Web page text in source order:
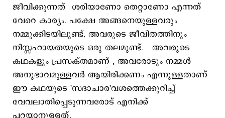
ജീവിക്കുന്നത് ശരിയാണോ തെറ്റാണോ എന്നത്
വേറെ കാര്യം. പക്ഷേ അങ്ങനെയുള്ളവരും
നമ്മുക്കിടയിലുണ്ട്. അവരുടെ ജീവിതത്തിനും
നിസ്സഹായതയുടെ ഒരു തലമുണ്ട്. അവരുടെ
കഥകളും പ്രസക്തമാണ് , അവരോടും നമ്മൾ
അനുഭാവമുള്ളവർ ആയിരിക്കണം എന്നുള്ളതാണ്
ഈ കഥയുടെ 'സദാചാര'വശത്തെക്കുറിച്ച്
വേവലാതിപ്പെടുന്നവരോട് എനിക്ക്
പറയാനുള്ളത്.